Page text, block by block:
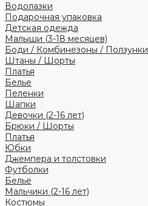
Водолазки
Подарочная упаковка
Детская одежда
Малыши (3-18 месяцев)
Боди / Комбинезоны / Ползунки
Штаны / Шорты
Платья
Белье
Пеленки
Шапки
Девочки (2-16 лет)
Брюки / Шорты
Платья
Юбки
Джемпера и толстовки
Футболки
Белье
Мальчики (2-16 лет)
Костюмы